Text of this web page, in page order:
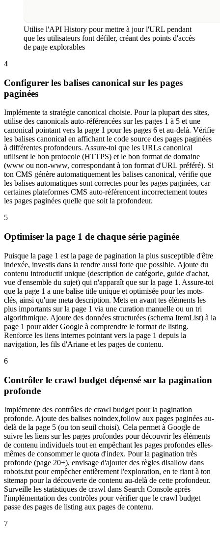
Utilise l'API History pour mettre à jour l'URL pendant
que les utilisateurs font défiler, créant des points d'accès
de page explorables
4
Configurer les balises canonical sur les pages
paginées
Implémente ta stratégie canonical choisie. Pour la plupart des sites,
utilise des canonicals auto-référencées sur les pages 1 à 5 et une
canonical pointant vers la page 1 pour les pages 6 et au-delà. Vérifie
les balises canonical en affichant le code source des pages paginées
à différentes profondeurs. Assure-toi que les URLs canonical
utilisent le bon protocole (HTTPS) et le bon format de domaine
(www ou non-www, correspondant à ton format d'URL préféré). Si
ton CMS génère automatiquement les balises canonical, vérifie que
les balises automatiques sont correctes pour les pages paginées, car
certaines plateformes CMS auto-référencent incorrectement toutes
les pages paginées quelle que soit la profondeur.
5
Optimiser la page 1 de chaque série paginée
Puisque la page 1 est la page de pagination la plus susceptible d'être
indexée, investis dans la rendre aussi forte que possible. Ajoute du
contenu introductif unique (description de catégorie, guide d'achat,
vue d'ensemble du sujet) qui n'apparaît que sur la page 1. Assure-toi
que la page 1 a une balise title unique et optimisée pour les mots-
clés, ainsi qu'une meta description. Mets en avant tes éléments les
plus importants sur la page 1 via une curation manuelle ou un tri
algorithmique. Ajoute des données structurées (schema ItemList) à la
page 1 pour aider Google à comprendre le format de listing.
Renforce les liens internes pointant vers la page 1 depuis la
navigation, les fils d'Ariane et les pages de contenu.
6
Contrôler le crawl budget dépensé sur la pagination
profonde
Implémente des contrôles de crawl budget pour la pagination
profonde. Ajoute des balises noindex,follow aux pages paginées au-
delà de la page 5 (ou ton seuil choisi). Cela permet à Google de
suivre les liens sur les pages profondes pour découvrir les éléments
de contenu individuels tout en empêchant les pages profondes elles-
mêmes de consommer le quota d'index. Pour la pagination très
profonde (page 20+), envisage d'ajouter des règles disallow dans
robots.txt pour empêcher entièrement l'exploration, en te fiant à ton
sitemap pour la découverte de contenu au-delà de cette profondeur.
Surveille les statistiques de crawl dans Search Console après
l'implémentation des contrôles pour vérifier que le crawl budget
passe des pages de listing aux pages de contenu.
7